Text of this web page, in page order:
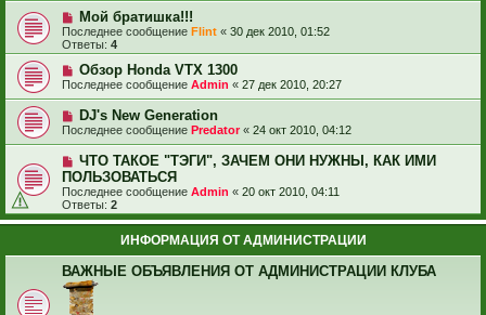
Мой братишка!!!
Последнее сообщение Flint « 30 дек 2010, 01:52
Ответы: 4
Обзор Honda VTX 1300
Последнее сообщение Admin « 27 дек 2010, 20:27
DJ's New Generation
Последнее сообщение Predator« 24 окт 2010, 04:12
ЧТО ТАКОЕ "ТЭГИ", ЗАЧЕМ ОНИ НУЖНЫ, КАК ИМИ
ПОЛЬЗОВАТЬСЯ
Последнее сообщение Admin « 20 окт 2010, 04:11
Ответы: 2
ИНФОРМАЦИЯ ОТ АДМИНИСТРАЦИИ
ВАЖНЫЕ ОБЪЯВЛЕНИЯ ОТ АДМИНИСТРАЦИИ КЛУБА